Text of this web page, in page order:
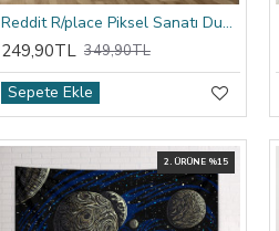
Reddit R/place Piksel Sanatı Duvar Örtüsü
249,90TL 349,90TL
Sepete Ekle
2. ÜRÜNE %15